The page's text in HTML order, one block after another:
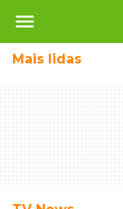
menu
Mais lidas